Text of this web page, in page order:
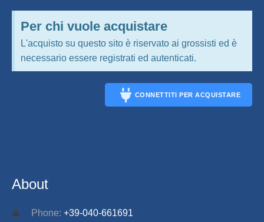
Per chi vuole acquistare
L'acquisto su questo sito è riservato ai grossisti ed è
necessario essere registrati ed autenticati.
CONNETTITI PER ACQUISTARE
About
Phone: +39-040-661691